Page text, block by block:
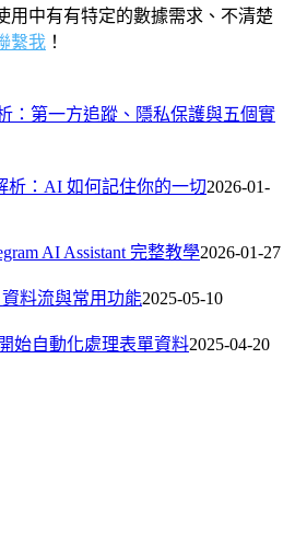
用中有有特定的數據需求、不清楚
繫我 ！
：第一方追蹤、隱私保護與五個實
析：AI 如何記住你的一切2026-01-
AI Assistant 完整教學2026-01-27
料流與常用功能2025-05-10
始自動化處理表單資料2025-04-20